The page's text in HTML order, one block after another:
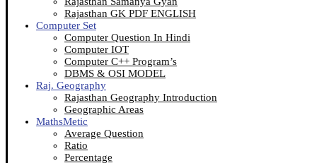
Rajasthan GK PDF ENGLISH
Computer Set
Computer Question In Hindi
Computer IOT
Computer C++ Program’s
DBMS & OSI MODEL
Raj. Geography
Rajasthan Geography Introduction
Geographic Areas
MathsMetic
Average Question
Ratio
Percentage